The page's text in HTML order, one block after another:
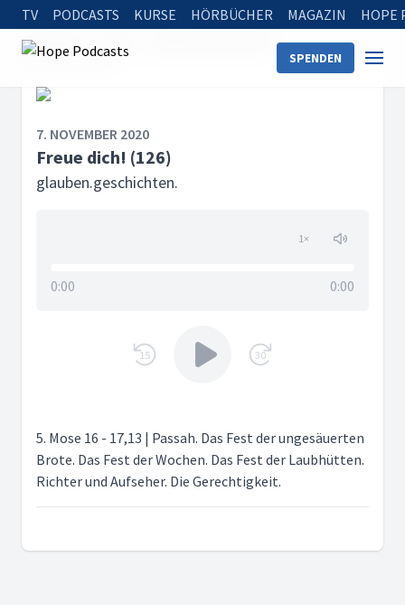
TV PODCASTS KURSE HÖRBÜCHER MAGAZIN HOPE
SPENDEN
Startseite
glauben.geschichten.
Freue dich! (126)
7. NOVEMBER 2020
Freue dich! (126)
glauben.geschichten.
1×
0:00 0:00
15 30
5. Mose 16 - 17,13 | Passah. Das Fest der ungesäuerten
Brote. Das Fest der Wochen. Das Fest der Laubhütten.
Richter und Aufseher. Die Gerechtigkeit.